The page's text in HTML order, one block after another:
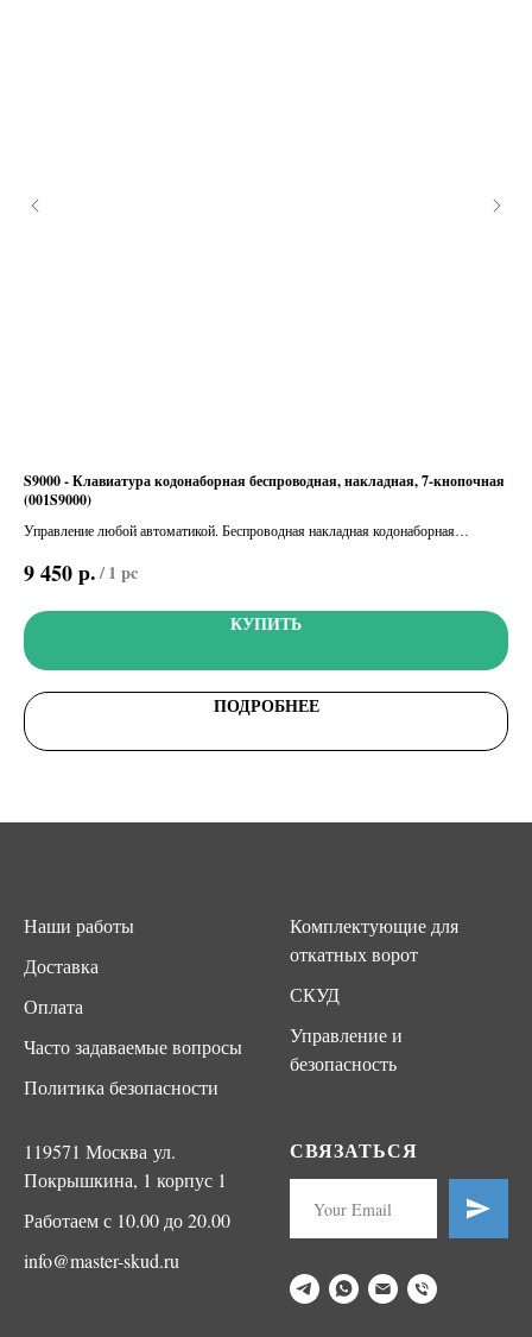
S9000 - Клавиатура кодонаборная беспроводная, накладная, 7-кнопочная
(001S9000)
Управление любой автоматикой. Беспроводная накладная кодонаборная
кодов
9 450р./1 pc
КУПИТЬ
ПОДРОБНЕЕ
Наши работы
Доставка
Оплата
Часто задаваемые вопросы
Политика безопасности
Комплектующие для
откатных ворот
СКУД
Управление и
безопасность
119571 Москва ул.
Покрышкина, 1 корпус 1
Работаем с 10.00 до 20.00
info@master-skud.ru
СВЯЗАТЬСЯ